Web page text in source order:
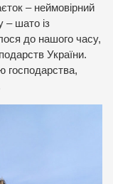
– неймовірний
– шато із
до нашого часу,
України.
господарства,